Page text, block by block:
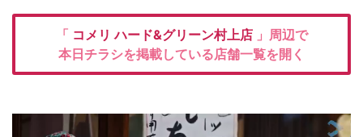
「 コメリハード&グリーン村上店 」周辺で
本日チラシを掲載している店舗一覧を開く